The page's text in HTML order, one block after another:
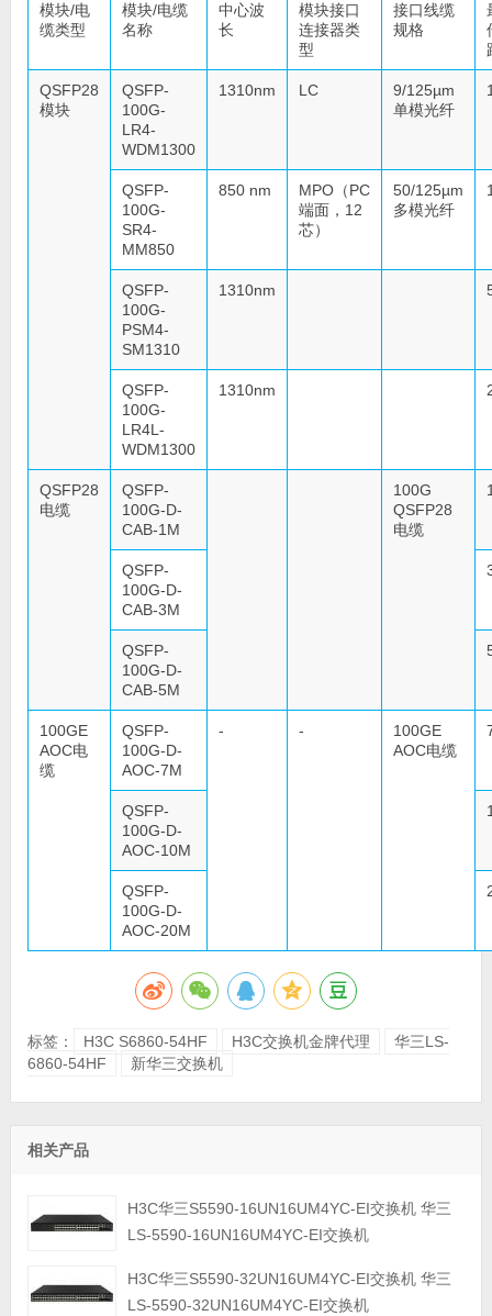
模块/电
缆类型
模块/电缆
名称
中心波
长
模块接口
连接器类
型
接口线缆
规格
QSFP28
模块
QSFP-
100G-
LR4-
WDM1300
1310nm LC
9/125µm
单模光纤
QSFP-
100G-
SR4-
MM850
850 nm
MPO（PC
端面，12
芯）
50/125µm
多模光纤
QSFP-
100G-
PSM4-
SM1310
1310nm
QSFP-
100G-
LR4L-
WDM1300
1310nm
QSFP28
电缆
QSFP-
100G-D-
CAB-1M
100G
QSFP28
电缆
QSFP-
100G-D-
CAB-3M
QSFP-
100G-D-
CAB-5M
100GE
AOC电
缆
QSFP-
100G-D-
AOC-7M
- -
100GE
AOC电缆
QSFP-
100G-D-
AOC-10M
QSFP-
100G-D-
AOC-20M
标签： H3C S6860-54HF H3C交换机金牌代理
华三LS-
6860-54HF
新华三交换机
相关产品
H3C华三S5590-16UN16UM4YC-EI交换机 华三
LS-5590-16UN16UM4YC-EI交换机
H3C华三S5590-32UN16UM4YC-EI交换机 华三
LS-5590-32UN16UM4YC-EI交换机